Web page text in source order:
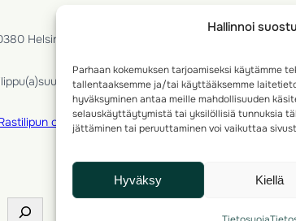
Hallinnoi
Parhaan kokemuksen tarjoamiseksi käytämme
tallentaaksemme ja/tai käyttääksemme
hyväksyminen antaa meille mahdollisuuden
selauskäyttäytymistä tai yksilöllisiä tunnuksia
jättäminen tai peruuttaminen voi vaikuttaa
Hyväksy Kiellä
Helsinki, Finland
ohjeet